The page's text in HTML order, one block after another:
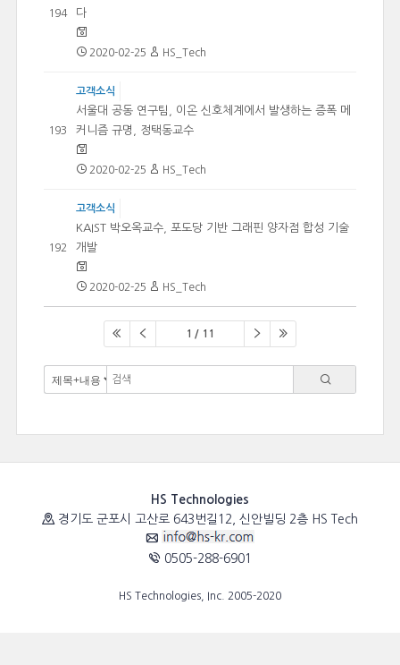
194
다
2020-02-25 HS_Tech
193
고객소식
서울대 공동 연구팀, 이온 신호체계에서 발생하는 증폭 메
커니즘 규명, 정택동교수
2020-02-25 HS_Tech
192
고객소식
KAIST 박오옥교수, 포도당 기반 그래핀 양자점 합성 기술
개발
2020-02-25 HS_Tech
1 / 11
HS Technologies
경기도 군포시 고산로 643번길12, 신안빌딩 2층 HS Tech
0505-288-6901
HS Technologies, Inc. 2005-2020